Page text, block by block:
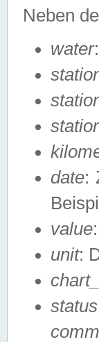
Neben
water
date:
value
unit:
status